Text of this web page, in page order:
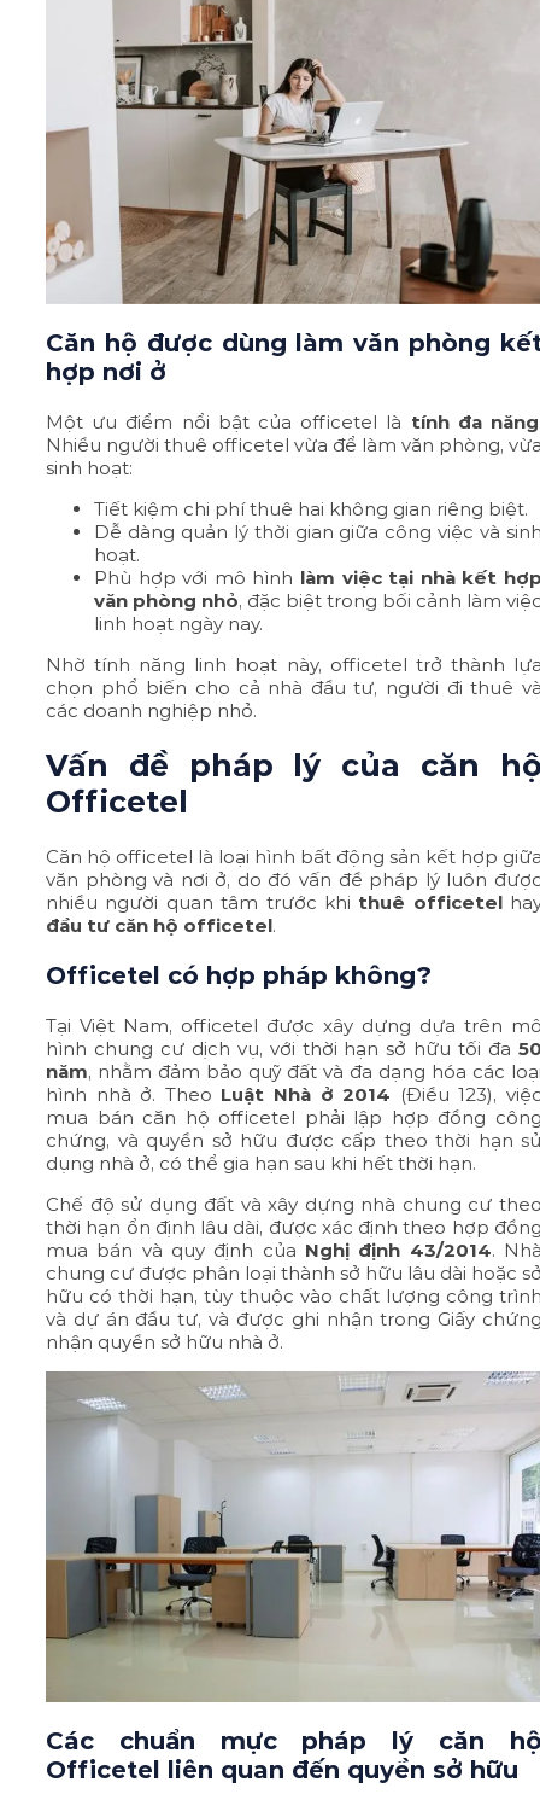
Căn hộ được dùng làm văn phòng
hợp nơi ở
Một ưu điểm nổi bật của officetel là tính đa năng
Nhiều người thuê officetel vừa để làm văn phòng,
sinh hoạt:
Tiết kiệm chi phí thuê hai không gian riêng biệt.
Dễ dàng quản lý thời gian giữa công việc và
hoạt.
Phù hợp với mô hình làm việc tại nhà kết
văn phòng nhỏ, đặc biệt trong bối cảnh làm
linh hoạt ngày nay.
Nhờ tính năng linh hoạt này, officetel trở thành
chọn phổ biến cho cả nhà đầu tư, người đi thuê
các doanh nghiệp nhỏ.
Vấn đề pháp lý của căn
Officetel
Căn hộ officetel là loại hình bất động sản kết hợp
văn phòng và nơi ở, do đó vấn đề pháp lý luôn
nhiều người quan tâm trước khi thuê officetel
đầu tư căn hộ officetel.
Officetel có hợp pháp không?
Tại Việt Nam, officetel được xây dựng dựa trên
hình chung cư dịch vụ, với thời hạn sở hữu tối đa
năm, nhằm đảm bảo quỹ đất và đa dạng hóa các
hình nhà ở. Theo Luật Nhà ở 2014 (Điều 123),
mua bán căn hộ officetel phải lập hợp đồng
chứng, và quyền sở hữu được cấp theo thời hạn
dụng nhà ở, có thể gia hạn sau khi hết thời hạn.
Chế độ sử dụng đất và xây dựng nhà chung cư
thời hạn ổn định lâu dài, được xác định theo hợp
mua bán và quy định của Nghị định 43/2014.
chung cư được phân loại thành sở hữu lâu dài hoặc
hữu có thời hạn, tùy thuộc vào chất lượng công
và dự án đầu tư, và được ghi nhận trong Giấy
nhận quyền sở hữu nhà ở.
Các chuẩn mực pháp lý căn
Officetel liên quan đến quyền sở hữu